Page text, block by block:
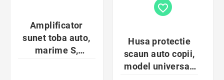
Amplificator
sunet toba auto,
marime S,
favorite_border
Husa protectie
scaun auto copii,
model universal,